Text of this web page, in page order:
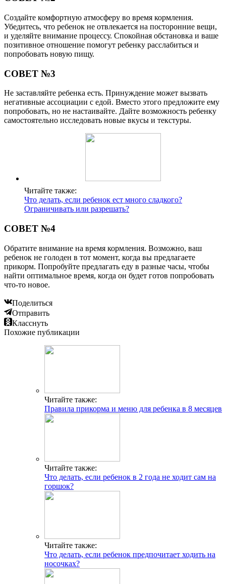
Создайте комфортную атмосферу во время кормления.
Убедитесь, что ребенок не отвлекается на посторонние вещи,
и уделяйте внимание процессу. Спокойная обстановка и ваше
позитивное отношение помогут ребенку расслабиться и
попробовать новую пищу.
СОВЕТ №3
Не заставляйте ребенка есть. Принуждение может вызвать
негативные ассоциации с едой. Вместо этого предложите ему
попробовать, но не настаивайте. Дайте возможность ребенку
самостоятельно исследовать новые вкусы и текстуры.
Читайте также:
Что делать, если ребенок ест много сладкого?
Ограничивать или разрешать?
СОВЕТ №4
Обратите внимание на время кормления. Возможно, ваш
ребенок не голоден в тот момент, когда вы предлагаете
прикорм. Попробуйте предлагать еду в разные часы, чтобы
найти оптимальное время, когда он будет готов попробовать
что-то новое.
Поделиться
Отправить
Класснуть
Похожие публикации
Читайте также:
Правила прикорма и меню для ребенка в 8 месяцев
Читайте также:
Что делать, если ребенок в 2 года не ходит сам на
горшок?
Читайте также:
Что делать, если ребенок предпочитает ходить на
носочках?